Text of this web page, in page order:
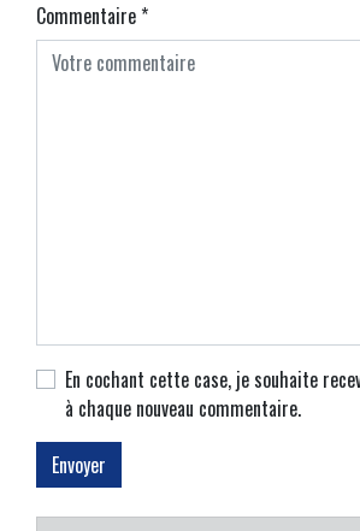
Commentaire*
En cochant cette case, je souhaite
à chaque nouveau commentaire.